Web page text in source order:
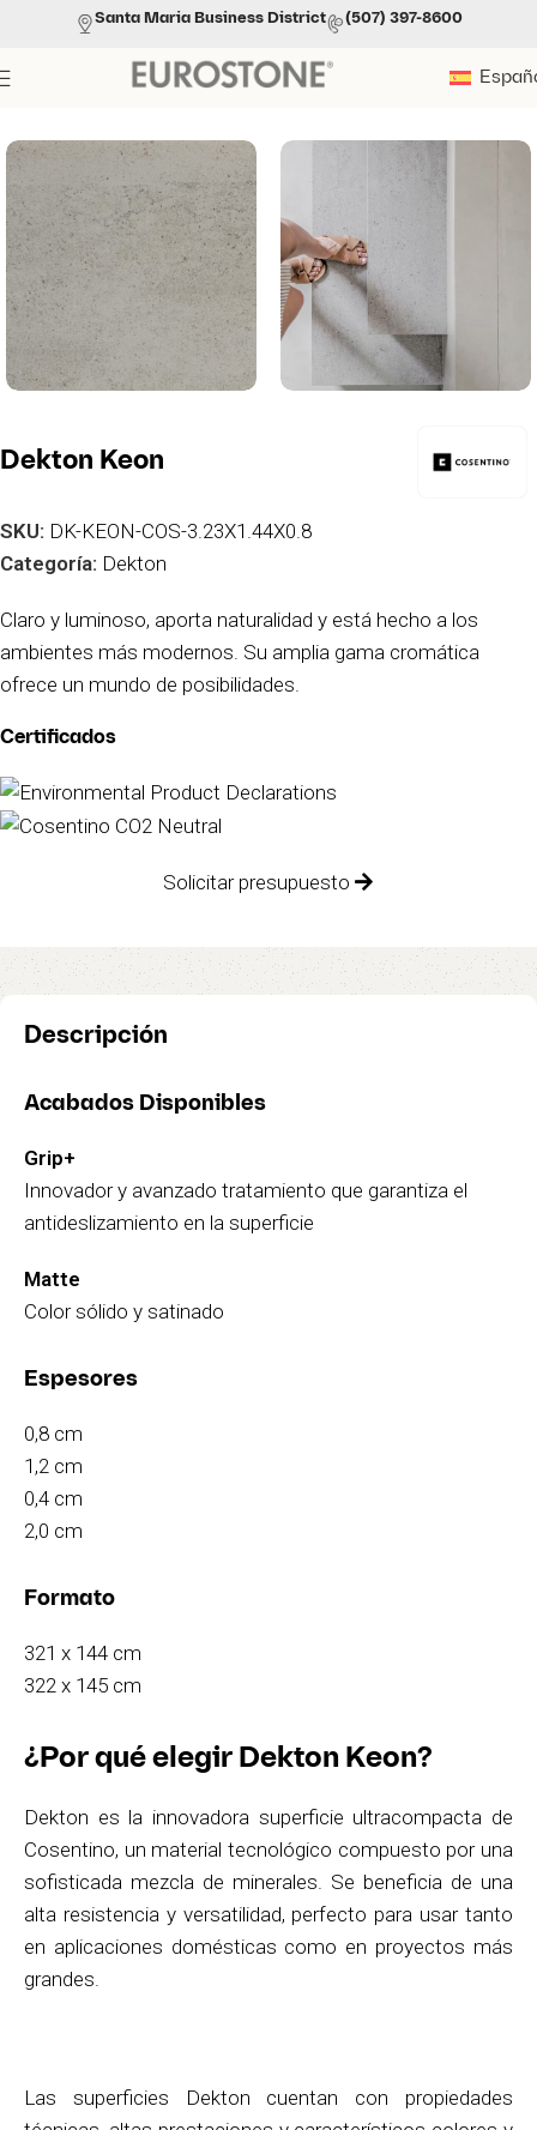
Santa Maria Business District (507) 397-8600
Dekton Keon
SKU: DK-KEON-COS-3.23X1.44X0.8
Categoría: Dekton
Claro y luminoso, aporta naturalidad y está hecho a los
ambientes más modernos. Su amplia gama cromática
ofrece un mundo de posibilidades.
Certificados
Solicitar presupuesto
Descripción
Acabados Disponibles
Grip+
Innovador y avanzado tratamiento que garantiza el
antideslizamiento en la superficie
Matte
Color sólido y satinado
Espesores
0,8 cm
1,2 cm
0,4 cm
2,0 cm
Formato
321 x 144 cm
322 x 145 cm
¿Por qué elegir Dekton Keon?
Dekton es la innovadora superficie ultracompacta de
Cosentino, un material tecnológico compuesto por una
sofisticada mezcla de minerales. Se beneficia de una
alta resistencia y versatilidad, perfecto para usar tanto
en aplicaciones domésticas como en proyectos más
grandes.
Las superficies Dekton cuentan con propiedades